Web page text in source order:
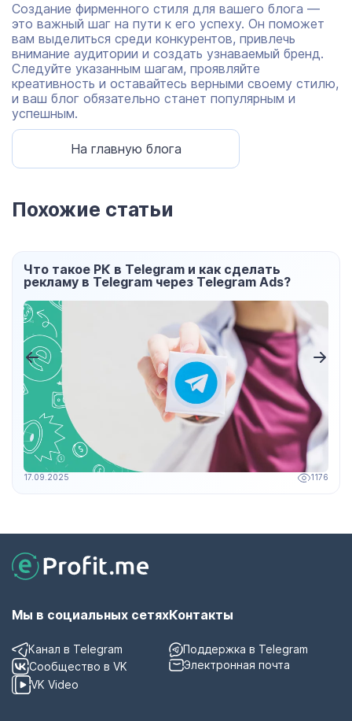
Создание фирменного стиля для вашего блога —
это важный шаг на пути к его успеху. Он поможет
вам выделиться среди конкурентов, привлечь
внимание аудитории и создать узнаваемый бренд.
Следуйте указанным шагам, проявляйте
креативность и оставайтесь верными своему стилю,
и ваш блог обязательно станет популярным и
успешным.
На главную блога
Похожие статьи
Что такое РК в Telegram и как сделать
рекламу в Telegram через Telegram Ads?
17.09.2025 1176
Мы в социальных сетях
Канал в Telegram
Сообщество в VK
VK Video
Контакты
Поддержка в Telegram
Электронная почта